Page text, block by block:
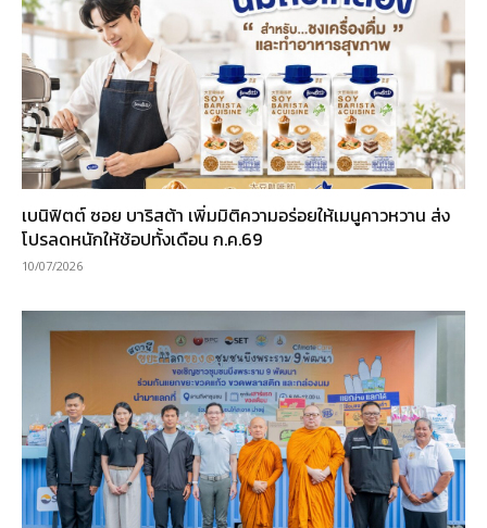
เบนิฟิตต์ ซอย บาริสต้า เพิ่มมิติความอร่อยให้เมนูคาวหวาน ส่ง
โปรลดหนักให้ช้อปทั้งเดือน ก.ค.69
10/07/2026